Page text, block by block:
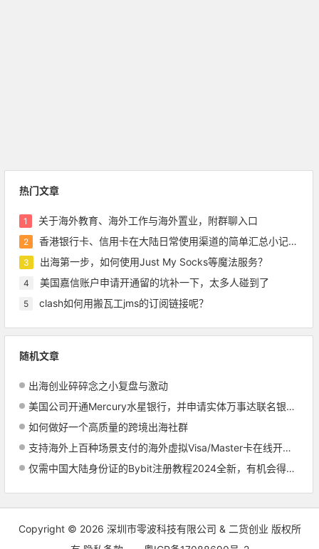
热门文章
1 关于海外教育、海外工作与海外置业，附群聊入口
2 香港银行卡、信用卡在大陆日常使用渠道的简单汇总小记录，含pulse绑定微信等
3 出海第一步，如何使用Just My Socks等魔法服务？
4 美国嘉信账户申请开通留的坑补一下，太多人碰到了
5 clash如何用搬瓦工jms的订阅链接呢？
随机文章
出海创业碎碎念之小复盘与激动
美国公司开通Mercury水星银行，并申请实体万事达联名银行卡记录教程
如何做好一个高质量的跨境出海社群
支持海外上百种场景支付的海外虚拟Visa/Master卡在线开通教程，无需管理费和KYC，最低4美金开卡-下篇
仅需中国大陆身份证的Bybit注册教程2024全新，有机会得到一张不错的Visa卡
Copyright © 2026 深圳市零波科技有限公司 & 二货创业 版权所